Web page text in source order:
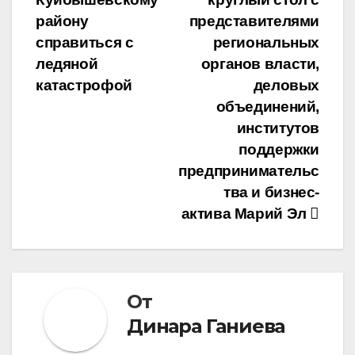
записям
представителями
региональных
органов власти,
деловых
объединений,
институтов
поддержки
предпринимательс
тва и бизнес-
актива Марий Эл
району
справиться с
ледяной
катастрофой
От
Динара Ганиева